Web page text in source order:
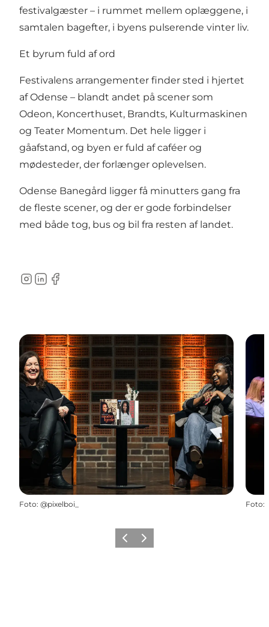
festivalgæster – i rummet mellem oplæggene, i
samtalen bagefter, i byens pulserende vinter liv.
Et byrum fuld af ord
Festivalens arrangementer finder sted i hjertet
af Odense – blandt andet på scener som
Odeon, Koncerthuset, Brandts, Kulturmaskinen
og Teater Momentum. Det hele ligger i
gåafstand, og byen er fuld af caféer og
mødesteder, der forlænger oplevelsen.
Odense Banegård ligger få minutters gang fra
de fleste scener, og der er gode forbindelser
med både tog, bus og bil fra resten af landet.
Instagram
LinkedInFacebook
Foto: @pixelboi_ Foto:
ForrigeNæste